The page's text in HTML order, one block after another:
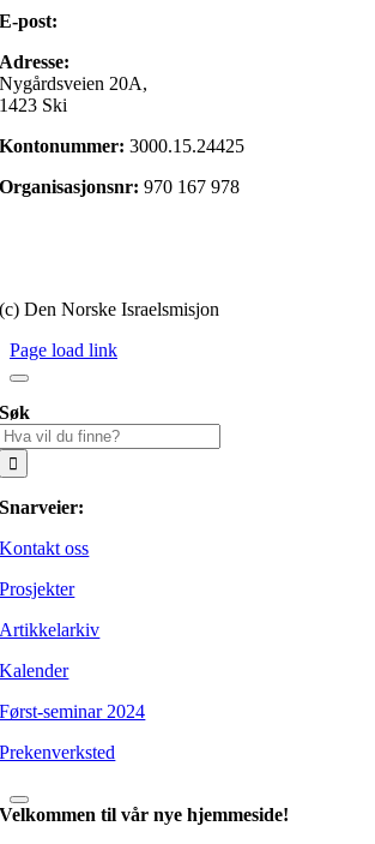
E-post:
Adresse:
Nygårdsveien 20A,
1423 Ski
Kontonummer:3000.15.24425
Organisasjonsnr:970 167 978
(c) Den Norske Israelsmisjon
Page load link
Søk
Snarveier:
Kontakt oss
Prosjekter
Artikkelarkiv
Kalender
Først-seminar 2024
Prekenverksted
Velkommen til vår nye hjemmeside!